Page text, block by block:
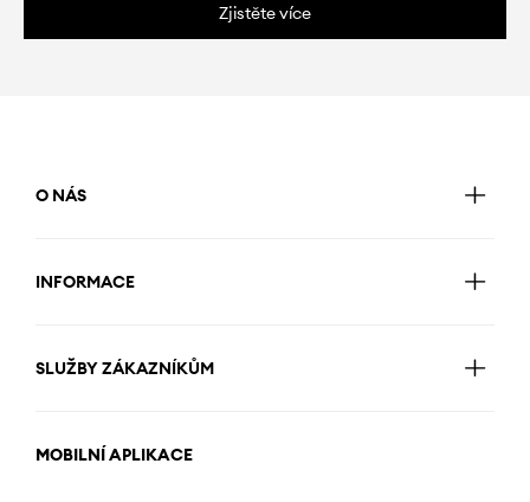
Zjistěte více
O NÁS
INFORMACE
SLUŽBY ZÁKAZNÍKŮM
MOBILNÍ APLIKACE